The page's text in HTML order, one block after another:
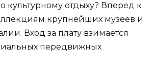
культурному отдыху? Вперед к
крупнейших музеев и
Вход за плату взимается
передвижных